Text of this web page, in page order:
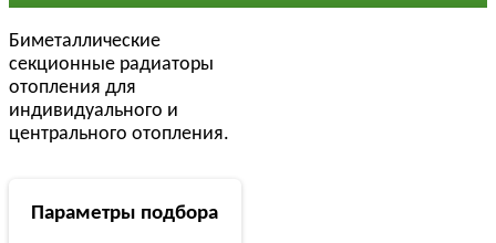
Биметаллические
секционные радиаторы
отопления для
индивидуального и
центрального отопления.
Параметры подбора